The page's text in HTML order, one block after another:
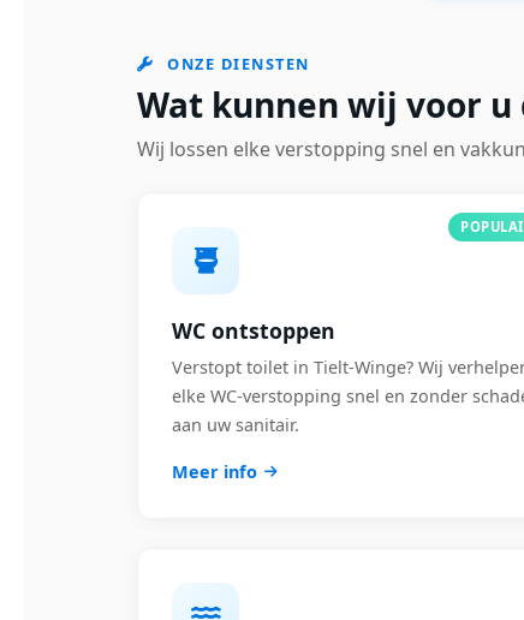
ONZE DIENSTEN
Wat kunnen wij voor
Wij lossen elke verstopping snel en
WC ontstoppen
Verstopt toilet in Tielt-Winge? Wij
elke WC-verstopping snel en zonder
aan uw sanitair.
Meer info